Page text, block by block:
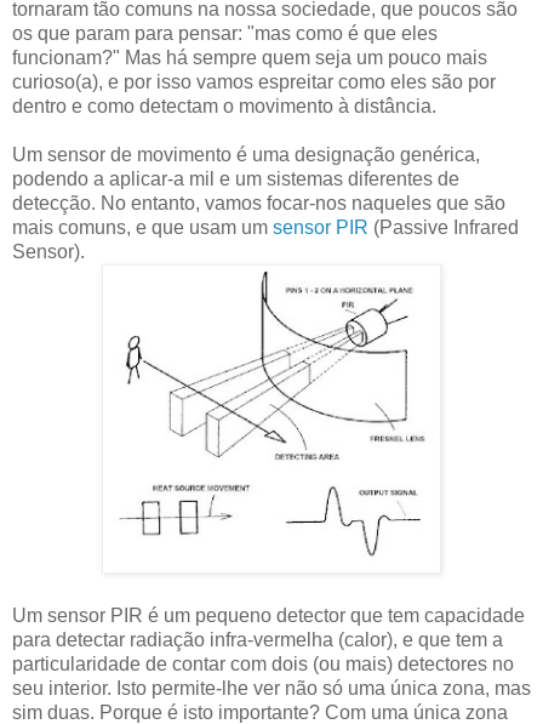
tornaram tão comuns na nossa sociedade, que poucos são
os que param para pensar: "mas como é que eles
funcionam?" Mas há sempre quem seja um pouco mais
curioso(a), e por isso vamos espreitar como eles são por
dentro e como detectam o movimento à distância.
Um sensor de movimento é uma designação genérica,
podendo a aplicar-a mil e um sistemas diferentes de
detecção. No entanto, vamos focar-nos naqueles que são
mais comuns, e que usam um sensor PIR (Passive Infrared
Sensor).
Um sensor PIR é um pequeno detector que tem capacidade
para detectar radiação infra-vermelha (calor), e que tem a
particularidade de contar com dois (ou mais) detectores no
seu interior. Isto permite-lhe ver não só uma única zona, mas
sim duas. Porque é isto importante? Com uma única zona